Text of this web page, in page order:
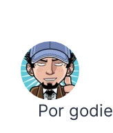
Por godie